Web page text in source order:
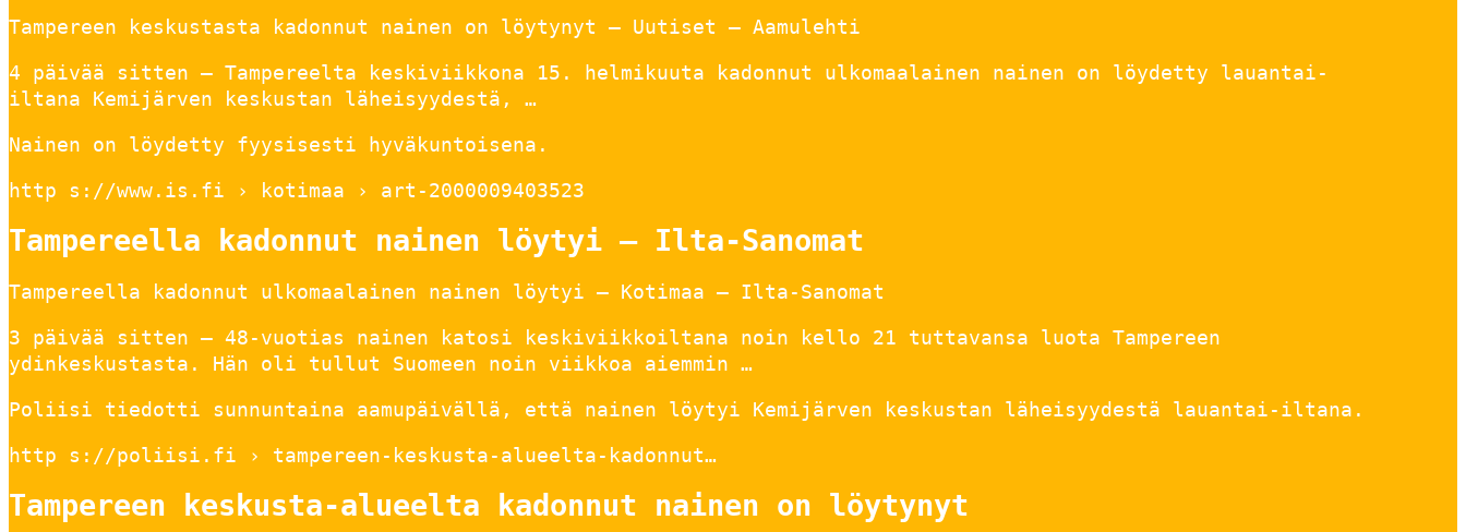
Tampereen keskustasta kadonnut nainen on löytynyt – Uutiset – Aamulehti
4 päivää sitten — Tampereelta keskiviikkona 15. helmikuuta kadonnut ulkomaalainen nainen on löydetty lauantai-
iltana Kemijärven keskustan läheisyydestä, …
Nainen on löydetty fyysisesti hyväkuntoisena.
http s://www.is.fi › kotimaa › art-2000009403523
Tampereella kadonnut nainen löytyi – Ilta-Sanomat
Tampereella kadonnut ulkomaalainen nainen löytyi – Kotimaa – Ilta-Sanomat
3 päivää sitten — 48-vuotias nainen katosi keskiviikkoiltana noin kello 21 tuttavansa luota Tampereen
ydinkeskustasta. Hän oli tullut Suomeen noin viikkoa aiemmin …
Poliisi tiedotti sunnuntaina aamupäivällä, että nainen löytyi Kemijärven keskustan läheisyydestä lauantai-iltana.
http s://poliisi.fi › tampereen-keskusta-alueelta-kadonnut…
Tampereen keskusta-alueelta kadonnut nainen on löytynyt